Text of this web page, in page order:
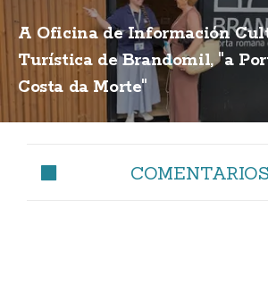
A Oficina de Información
Turística de Brandomil, "a
Costa da Morte"
COMENTARIOS